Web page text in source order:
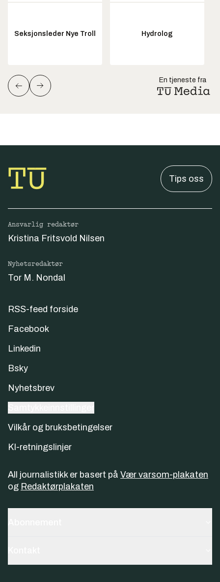
Seksjonsleder Nye Troll Hydrolog
En tjeneste fra
Tips oss
Ansvarlig redaktør
Kristina Fritsvold Nilsen
Nyhetsredaktør
Tor M. Nondal
RSS-feed forside
Facebook
Linkedin
Bsky
Nyhetsbrev
Vilkår og bruksbetingelser
KI-retningslinjer
All journalistikk er basert på Vær varsom-plakaten
og Redaktørplakaten